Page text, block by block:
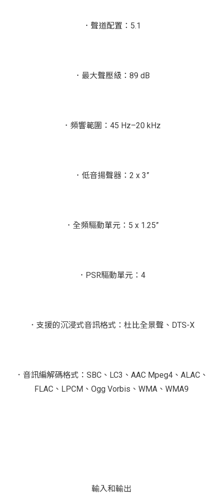
．聲道配置：5.1
．最大聲壓級：89 dB
．頻響範圍：45 Hz–20 kHz
．低音揚聲器：2 x 3”
．全頻驅動單元：5 x 1.25”
．PSR驅動單元：4
．支援的沉浸式音訊格式：杜比全景聲、DTS-X
．音訊編解碼格式：SBC、LC3、AAC Mpeg4、ALAC、
FLAC、LPCM、Ogg Vorbis、WMA、WMA9
輸入和輸出